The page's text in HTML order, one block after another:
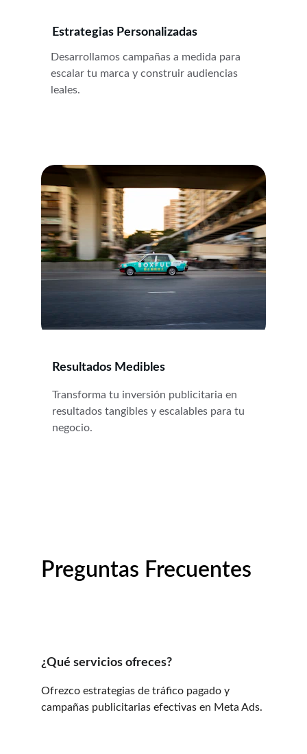
Estrategias Personalizadas
Desarrollamos campañas a medida para
escalar tu marca y construir audiencias
leales.
Transforma tu inversión publicitaria en
resultados tangibles y escalables para tu
negocio.
Resultados Medibles
Preguntas Frecuentes
¿Qué servicios ofreces?
Ofrezco estrategias de tráfico pagado y
campañas publicitarias efectivas en Meta Ads.